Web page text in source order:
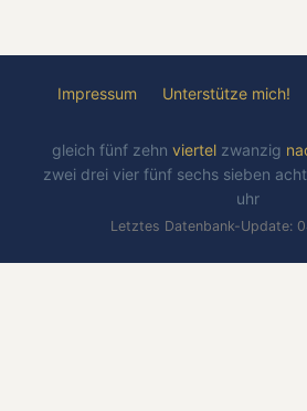
Impressum Unterstütze mich!
gleich fünf zehn viertel zwanzig
zwei drei vier fünf sechs sieben acht
uhr
Letztes Datenbank-Update: